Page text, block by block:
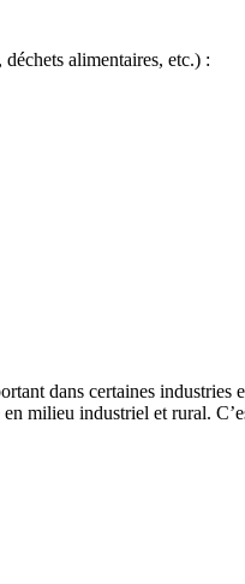
alimentaires, etc.) :
dans certaines industries
milieu industriel et rural.